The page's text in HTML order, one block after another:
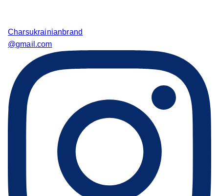
Charsukrainianbrand
@gmail.com